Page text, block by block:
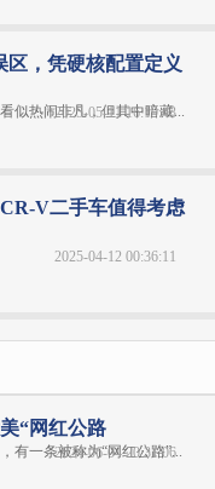
，凭硬核配置定义
似热闹非凡，但其中暗藏...
2025-05-11 16:19:43
V二手车值得考虑
2025-04-12 00:36:11
“网红公路
有一条被称为“网红公路”...
2024-06-04 20:31:06